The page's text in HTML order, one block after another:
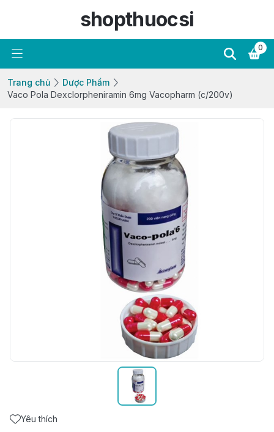
shopthuocsi
0
Trang chủ
Dược Phẩm
Vaco Pola Dexclorpheniramin 6mg Vacopharm (c/200v)
Yêu thích